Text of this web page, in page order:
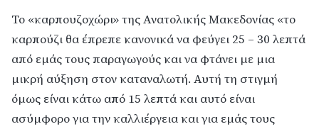
Το «καρπουζοχώρι» της Ανατολικής Μακεδονίας «το
καρπούζι θα έπρεπε κανονικά να φεύγει 25 – 30 λεπτά
από εμάς τους παραγωγούς και να φτάνει με μια
μικρή αύξηση στον καταναλωτή. Αυτή τη στιγμή
όμως είναι κάτω από 15 λεπτά και αυτό είναι
ασύμφορο για την καλλιέργεια και για εμάς τους